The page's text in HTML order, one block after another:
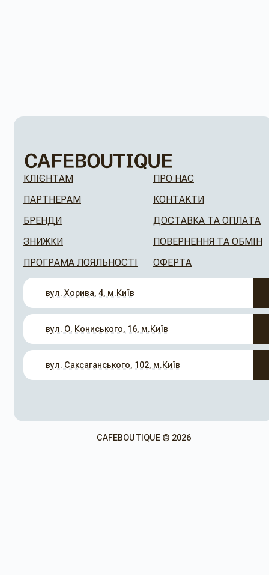
КЛІЄНТАМ
ПАРТНЕРАМ
БРЕНДИ
ЗНИЖКИ
ПРОГРАМА ЛОЯЛЬНОСТІ
ПРО НАС
КОНТАКТИ
ДОСТАВКА ТА ОПЛАТА
ПОВЕРНЕННЯ ТА ОБМІН
ОФЕРТА
вул. Хорива, 4, м.Київ
вул. О. Кониського, 16, м.Київ
вул. Саксаганського, 102, м.Київ
CAFEBOUTIQUE © 2026